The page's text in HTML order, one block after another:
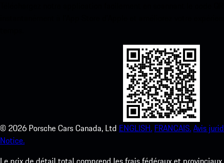
© 2026 Porsche Cars Canada, Ltd ENGLISH. FRANCAIS.Avis
Notice.